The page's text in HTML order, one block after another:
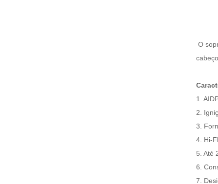
O
1.
2.
3.
4. Hi-
5. Até
6.
7.